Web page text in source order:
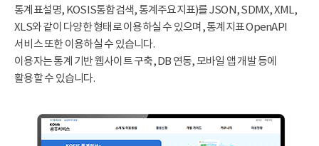
통계표설명, KOSIS통합검색, 통계주요지표)를 JSON, SDMX, XML,
XLS와 같이 다양한 형태로 이용하실 수 있으며, 통계지표 OpenAPI
서비스 또한 이용하실 수 있습니다.
이용자는 통계 기반 웹사이트 구축, DB 연동, 모바일 앱 개발 등에
활용할 수 있습니다.